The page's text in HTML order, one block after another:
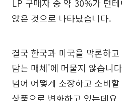
LP 구매자 중 약 30%가 턴
않은 것으로 나타났습니다.
결국 한국과 미국을 막론하
담는 매체'에 머물지 않습니
넘어 어떻게 소장하고 소비
상품으로 변화하고 있는데요